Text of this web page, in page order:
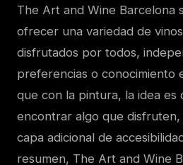
The Art and Wine Barcelona
ofrecer una variedad de
disfrutados por todos,
preferencias o conocimiento
que con la pintura, la idea es
encontrar algo que disfruten,
capa adicional de
resumen, The Art and Wine